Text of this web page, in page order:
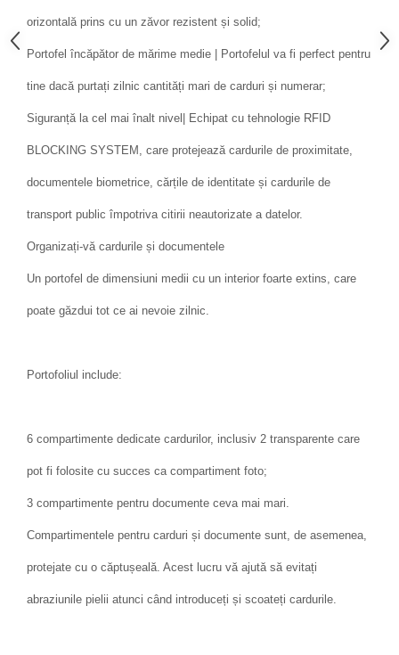
orizontală prins cu un zăvor rezistent și solid;
Portofel încăpător de mărime medie | Portofelul va fi perfect pentru
tine dacă purtați zilnic cantități mari de carduri și numerar;
Siguranță la cel mai înalt nivel| Echipat cu tehnologie RFID
BLOCKING SYSTEM, care protejează cardurile de proximitate,
documentele biometrice, cărțile de identitate și cardurile de
transport public împotriva citirii neautorizate a datelor.
Organizați-vă cardurile și documentele
Un portofel de dimensiuni medii cu un interior foarte extins, care
poate găzdui tot ce ai nevoie zilnic.
Portofoliul include:
6 compartimente dedicate cardurilor, inclusiv 2 transparente care
pot fi folosite cu succes ca compartiment foto;
3 compartimente pentru documente ceva mai mari.
Compartimentele pentru carduri și documente sunt, de asemenea,
protejate cu o căptușeală. Acest lucru vă ajută să evitați
abraziunile pielii atunci când introduceți și scoateți cardurile.